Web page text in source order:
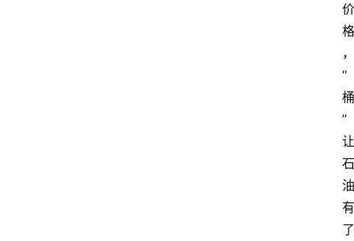
价
格
，
“
桶
”
让
石
油
有
了